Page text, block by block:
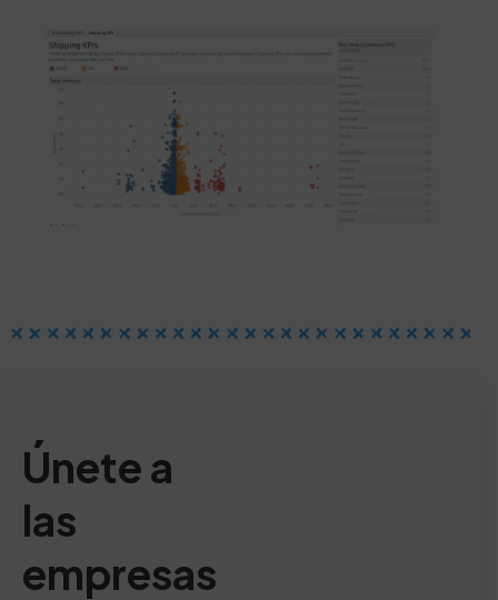
Únete a
las
empresas